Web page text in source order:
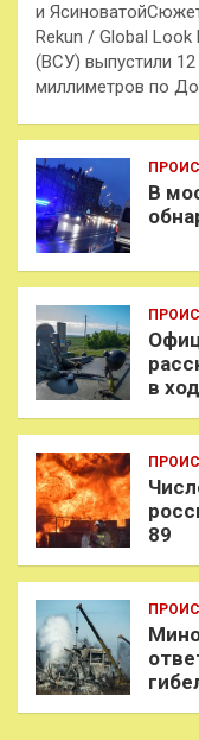
и
Rekun / Global
(ВСУ) выпустили
миллиметров по
В
в
89